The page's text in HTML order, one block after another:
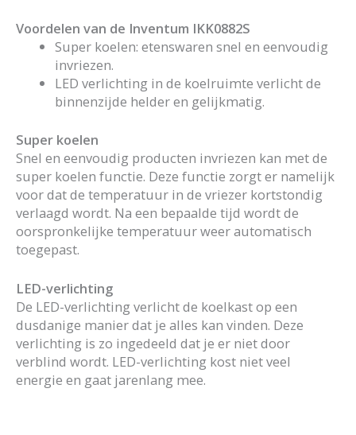
Voordelen van de Inventum IKK0882S
Super koelen: etenswaren snel en eenvoudig
invriezen.
LED verlichting in de koelruimte verlicht de
binnenzijde helder en gelijkmatig.
Super koelen
Snel en eenvoudig producten invriezen kan met de
super koelen functie. Deze functie zorgt er namelijk
voor dat de temperatuur in de vriezer kortstondig
verlaagd wordt. Na een bepaalde tijd wordt de
oorspronkelijke temperatuur weer automatisch
toegepast.
LED-verlichting
De LED-verlichting verlicht de koelkast op een
dusdanige manier dat je alles kan vinden. Deze
verlichting is zo ingedeeld dat je er niet door
verblind wordt. LED-verlichting kost niet veel
energie en gaat jarenlang mee.